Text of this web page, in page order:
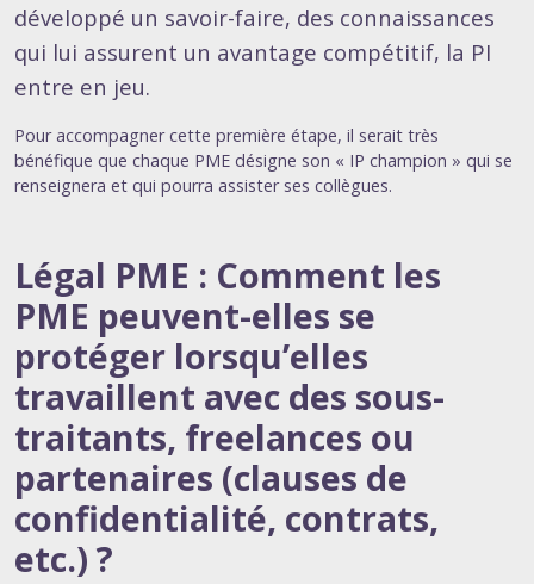
développé un savoir-faire, des connaissances
qui lui assurent un avantage compétitif, la PI
entre en jeu.
Pour accompagner cette première étape, il serait très
bénéfique que chaque PME désigne son « IP champion » qui se
renseignera et qui pourra assister ses collègues.
Légal PME : Comment les
PME peuvent-elles se
protéger lorsqu’elles
travaillent avec des sous-
traitants, freelances ou
partenaires (clauses de
confidentialité, contrats,
etc.) ?